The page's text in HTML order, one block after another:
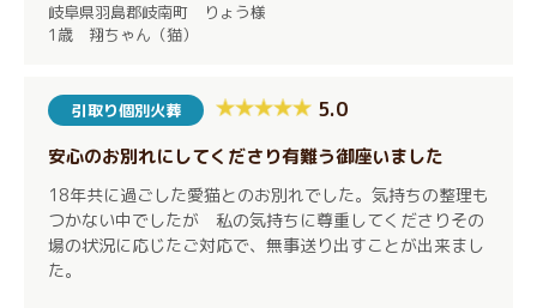
岐阜県羽島郡岐南町 りょう様
1歳 翔ちゃん（猫）
引取り個別火葬 5.0
安心のお別れにしてくださり有難う御座いました
18年共に過ごした愛猫とのお別れでした。気持ちの整理も
つかない中でしたが 私の気持ちに尊重してくださりその
場の状況に応じたご対応で、無事送り出すことが出来まし
た。